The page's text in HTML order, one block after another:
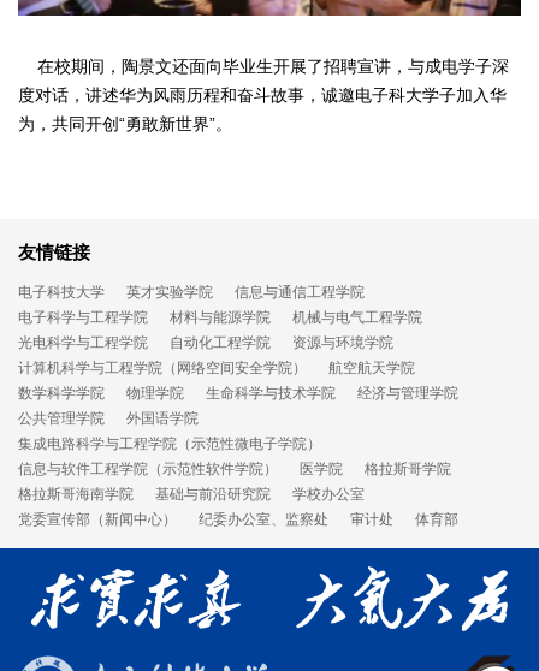
在校期间，陶景文还面向毕业生开展了招聘宣讲，与成电学子深
度对话，讲述华为风雨历程和奋斗故事，诚邀电子科大学子加入华
为，共同开创“勇敢新世界”。
友情链接
电子科技大学 英才实验学院
信息与通信工程学院
电子科学与工程学院
材料与能源学院
机械与电气工程学院
光电科学与工程学院
自动化工程学院
资源与环境学院
计算机科学与工程学院（网络空间安全学院）
航空航天学院
数学科学学院
物理学院 生命科学与技术学院
经济与管理学院
公共管理学院
外国语学院
集成电路科学与工程学院（示范性微电子学院）
信息与软件工程学院（示范性软件学院）
医学院
格拉斯哥学院
格拉斯哥海南学院
基础与前沿研究院
学校办公室
党委宣传部（新闻中心）
纪委办公室、监察处 审计处 体育部